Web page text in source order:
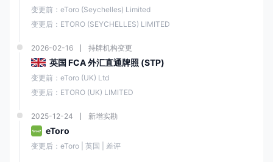
债券
期权
杠杆
所在司法管辖区而异。
资产类别
最大杠杆（零
变更前：eToro (Seychelles) Limited
变更后：ETORO (SEYCHELLES) LIMITED
2026-02-16 持牌机构变更
英国 FCA 外汇直通牌照 (STP)
变更前：eToro (UK) Ltd
变更后：ETORO (UK) LIMITED
2025-12-24 新增实勘
eToro
变更后：eToro | 英国 | 差评